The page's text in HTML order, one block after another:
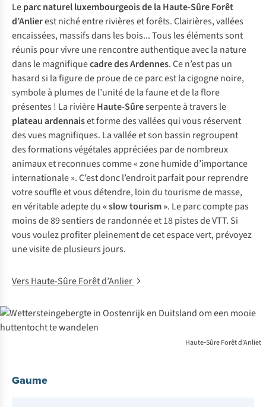
Leparc naturel luxembourgeois de la Haute-Sûre Forêt
d’Anlierest niché entre rivières et forêts. Clairières, vallées
encaissées, massifs dans les bois... Tous les éléments sont
réunis pour vivre une rencontre authentique avec la nature
dans le magnifiquecadre des Ardennes. Ce n’est pas un
hasard si la figure de proue de ce parc est la cigogne noire,
symbole à plumes de l’unité de la faune et de la flore
présentes ! La rivièreHaute-Sûreserpente à travers le
plateau ardennaiset forme des vallées qui vous réservent
des vues magnifiques. La vallée et son bassin regroupent
des formations végétales appréciées par de nombreux
animaux et reconnues comme « zone humide d’importance
internationale ». C’est donc l’endroit parfait pour reprendre
votre souffle et vous détendre, loin du tourisme de masse,
en véritable adepte du« slow tourism ». Le parc compte pas
moins de 89 sentiers de randonnée et 18 pistes de VTT. Si
vous voulez profiter pleinement de cet espace vert, prévoyez
une visite de plusieurs jours.
Vers Haute-Sûre Forêt d’Anlier
Haute‑Sûre Forêt d’Anliet
Gaume